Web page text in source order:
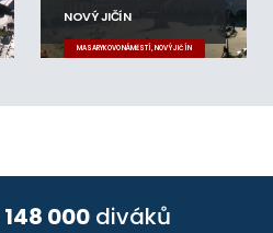
NOVÝ JIČÍN
MASARYKOVO NÁMĚSTÍ, NOVÝ JIČÍN
148 000 diváků